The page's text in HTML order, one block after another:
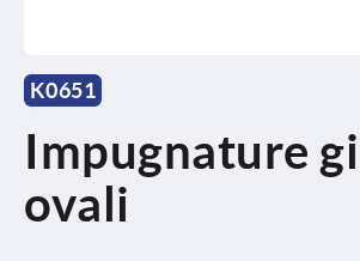
K0651
Impugnature
ovali